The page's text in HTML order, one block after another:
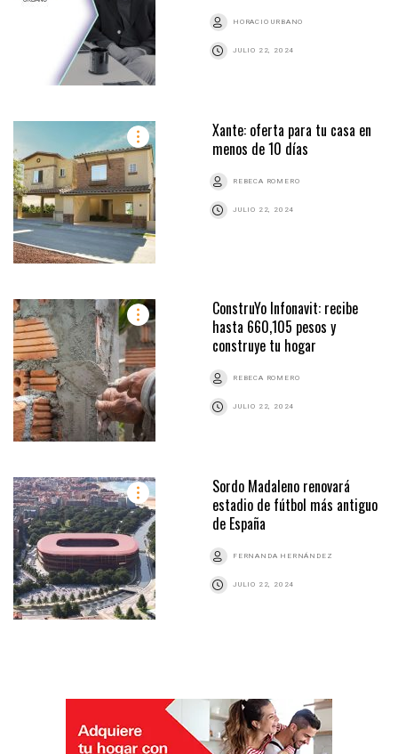
HORACIO URBANO
JULIO 22, 2024
Xante: oferta para tu casa en
menos de 10 días
REBECA ROMERO
JULIO 22, 2024
ConstruYo Infonavit: recibe
hasta 660,105 pesos y
construye tu hogar
REBECA ROMERO
JULIO 22, 2024
Sordo Madaleno renovará
estadio de fútbol más antiguo
de España
FERNANDA HERNÁNDEZ
JULIO 22, 2024